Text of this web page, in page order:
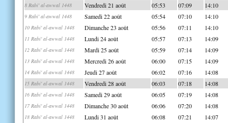
8 Rabi' al-awwal 1448 Vendredi 21 août 05:53 07:09 14:10
9 Rabi' al-awwal 1448 Samedi 22 août 05:54 07:10 14:10
10 Rabi' al-awwal 1448 Dimanche 23 août 05:56 07:11 14:10
11 Rabi' al-awwal 1448 Lundi 24 août 05:57 07:13 14:09
12 Rabi' al-awwal 1448 Mardi 25 août 05:59 07:14 14:09
13 Rabi' al-awwal 1448 Mercredi 26 août 06:00 07:15 14:09
14 Rabi' al-awwal 1448 Jeudi 27 août 06:02 07:16 14:08
15 Rabi' al-awwal 1448 Vendredi 28 août 06:03 07:18 14:08
16 Rabi' al-awwal 1448 Samedi 29 août 06:05 07:19 14:08
17 Rabi' al-awwal 1448 Dimanche 30 août 06:06 07:20 14:08
18 Rabi' al-awwal 1448 Lundi 31 août 06:08 07:21 14:07